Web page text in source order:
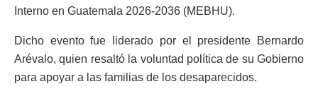
Interno en Guatemala 2026-2036 (MEBHU).
Dicho evento fue liderado por el presidente Bernardo
Arévalo, quien resaltó la voluntad política de su Gobierno
para apoyar a las familias de los desaparecidos.